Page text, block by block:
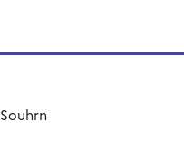
Souhrn